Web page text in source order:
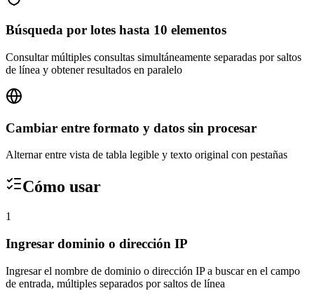
Búsqueda por lotes hasta 10 elementos
Consultar múltiples consultas simultáneamente separadas por saltos
de línea y obtener resultados en paralelo
Cambiar entre formato y datos sin procesar
Alternar entre vista de tabla legible y texto original con pestañas
Cómo usar
1
Ingresar dominio o dirección IP
Ingresar el nombre de dominio o dirección IP a buscar en el campo
de entrada, múltiples separados por saltos de línea